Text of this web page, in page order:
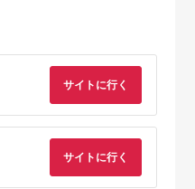
サイトに行く
サイトに行く